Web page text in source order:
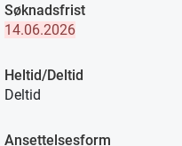
Søknadsfrist
14.06.2026
Heltid/Deltid
Deltid
Ansettelsesform